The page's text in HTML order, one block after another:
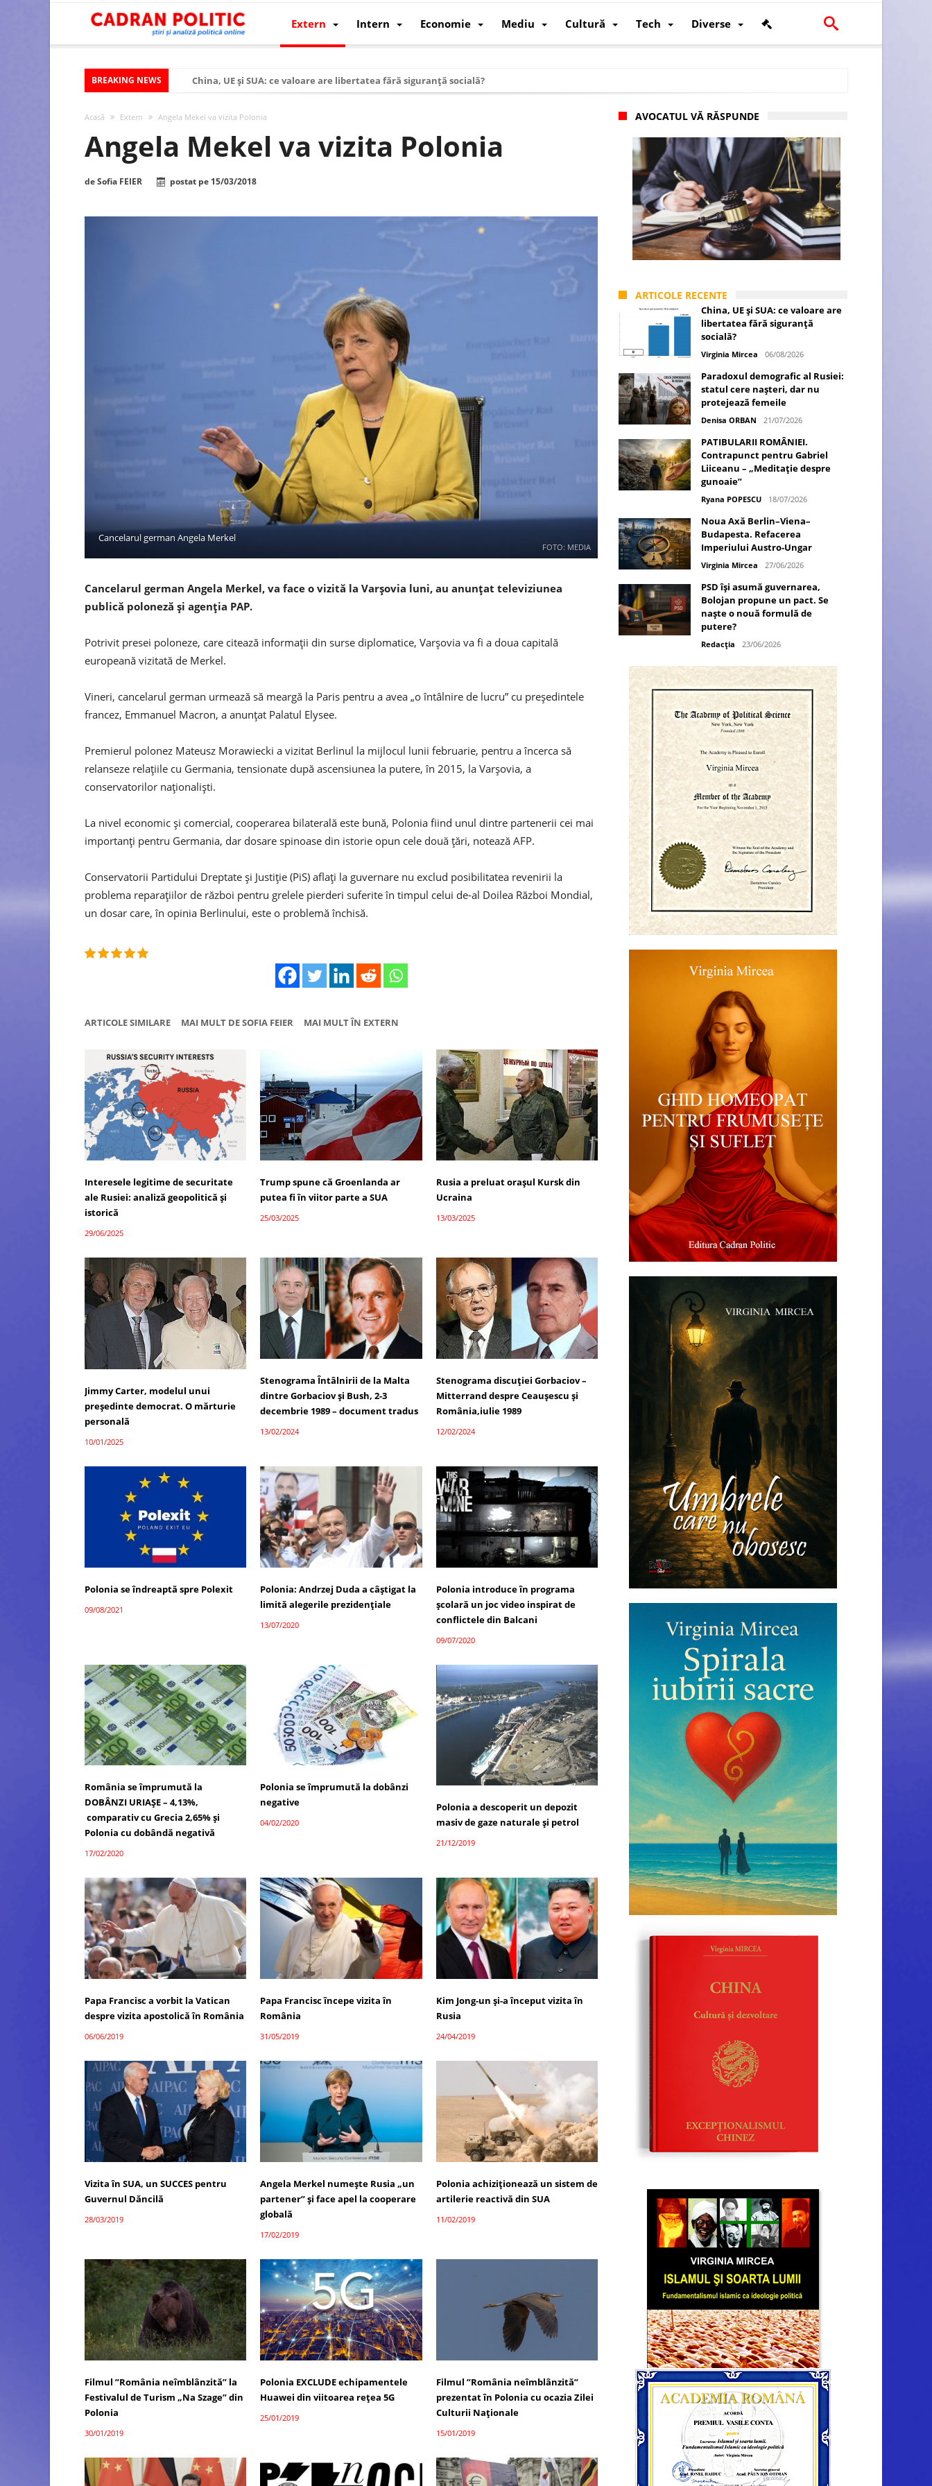
Extern Intern Economie Mediu Cultură Tech Diverse
BREAKING NEWS
China, UE și SUA: ce valoare are libertatea fără siguranță socială?
Modelul economic al Chinei: cum a devenit atelierul lumii și rivalul economic al SUA
Viitorul României în Uniunea Europeană. Ce ne așteaptă? – O analiză structurală a demografiei, fiscalității și poziției României în U.E.
Huawei dezvoltă un nou cip AI pentru a înlocui Nvidia
Acasă Extern Angela Mekel va vizita Polonia
Angela Mekel va vizita Polonia
deSofia FEIER postat pe 15/03/2018
FOTO: MEDIA
Cancelarul german Angela Merkel
Cancelarul german Angela Merkel, va face o vizită la Varşovia luni, au anunţat televiziunea
publică poloneză şi agenţia PAP.
Potrivit presei poloneze, care citează informaţii din surse diplomatice, Varşovia va fi a doua capitală
europeană vizitată de Merkel.
Vineri, cancelarul german urmează să meargă la Paris pentru a avea „o întâlnire de lucru” cu preşedintele
francez, Emmanuel Macron, a anunţat Palatul Elysee.
Premierul polonez Mateusz Morawiecki a vizitat Berlinul la mijlocul lunii februarie, pentru a încerca să
relanseze relaţiile cu Germania, tensionate după ascensiunea la putere, în 2015, la Varşovia, a
conservatorilor naţionalişti.
La nivel economic şi comercial, cooperarea bilaterală este bună, Polonia fiind unul dintre partenerii cei mai
importanţi pentru Germania, dar dosare spinoase din istorie opun cele două ţări, notează AFP.
Conservatorii Partidului Dreptate şi Justiţie (PiS) aflați la guvernare nu exclud posibilitatea revenirii la
problema reparaţiilor de război pentru grelele pierderi suferite în timpul celui de-al Doilea Război Mondial,
un dosar care, în opinia Berlinului, este o problemă închisă.
ARTICOLE SIMILARE MAI MULT DE SOFIA FEIER MAI MULT ÎN EXTERN
Interesele legitime de securitate
ale Rusiei: analiză geopolitică și
istorică
29/06/2025
Trump spune că Groenlanda ar
putea fi în viitor parte a SUA
25/03/2025
Rusia a preluat orașul Kursk din
Ucraina
13/03/2025
Jimmy Carter, modelul unui
președinte democrat. O mărturie
personală
10/01/2025
Stenograma Întâlnirii de la Malta
dintre Gorbaciov și Bush, 2-3
decembrie 1989 – document tradus
13/02/2024
Stenograma discuției Gorbaciov –
Mitterrand despre Ceaușescu și
România,iulie 1989
12/02/2024
Polonia se îndreaptă spre Polexit
09/08/2021
Polonia: Andrzej Duda a câştigat la
limită alegerile prezidenţiale
13/07/2020
Polonia introduce în programa
școlară un joc video inspirat de
conflictele din Balcani
09/07/2020
România se împrumută la
DOBÂNZI URIAȘE – 4,13%,
comparativ cu Grecia 2,65% și
Polonia cu dobândă negativă
17/02/2020
Polonia se împrumută la dobânzi
negative
04/02/2020
Polonia a descoperit un depozit
masiv de gaze naturale şi petrol
21/12/2019
Papa Francisc a vorbit la Vatican
despre vizita apostolică în România
06/06/2019
Papa Francisc începe vizita în
România
31/05/2019
Kim Jong-un şi-a început vizita în
Rusia
24/04/2019
Vizita în SUA, un SUCCES pentru
Guvernul Dăncilă
28/03/2019
Angela Merkel numeşte Rusia „un
partener” și face apel la cooperare
globală
17/02/2019
Polonia achiziţionează un sistem de
artilerie reactivă din SUA
11/02/2019
Filmul ”România neîmblânzită” la
Festivalul de Turism „Na Szage” din
Polonia
30/01/2019
Polonia EXCLUDE echipamentele
Huawei din viitoarea reţea 5G
25/01/2019
Filmul ”România neîmblânzită”
prezentat în Polonia cu ocazia Zilei
Culturii Naţionale
15/01/2019
AVOCATUL VĂ RĂSPUNDE
ARTICOLE RECENTE
China, UE și SUA: ce valoare are
libertatea fără siguranță
socială?
Virginia Mircea 06/08/2026
Paradoxul demografic al Rusiei:
statul cere nașteri, dar nu
protejează femeile
Denisa ORBAN 21/07/2026
PATIBULARII ROMÂNIEI.
Contrapunct pentru Gabriel
Liiceanu – „Meditație despre
gunoaie”
Ryana POPESCU 18/07/2026
Noua Axă Berlin–Viena–
Budapesta. Refacerea
Imperiului Austro-Ungar
Virginia Mircea 27/06/2026
PSD își asumă guvernarea,
Bolojan propune un pact. Se
naște o nouă formulă de
putere?
Redacția 23/06/2026